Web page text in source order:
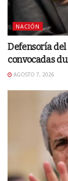
NACIÓN
Defensoría
convocadas
AGOSTO 7, 2026